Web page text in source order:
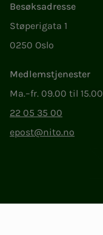
Besøksadresse
Støperigata 1
0250 Oslo
Medlemstjenester
Ma.–fr. 09.00 til 15.00
22 05 35 00
epost@nito.no